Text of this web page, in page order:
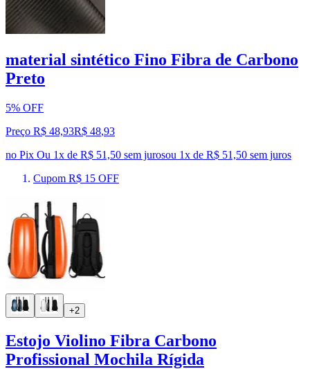
material sintético Fino Fibra de Carbono
Preto
5% OFF
Preço R$ 48,93R$ 48,93
no Pix Ou 1x de R$ 51,50 sem jurosou 1x de R$ 51,50 sem juros
Cupom R$ 15 OFF
+2
Estojo Violino Fibra Carbono
Profissional Mochila Rígida